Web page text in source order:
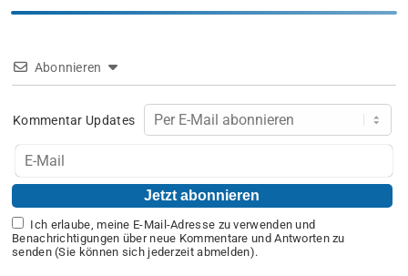
Abonnieren
Kommentar Updates
Ich erlaube, meine E-Mail-Adresse zu verwenden und
Benachrichtigungen über neue Kommentare und Antworten zu
senden (Sie können sich jederzeit abmelden).